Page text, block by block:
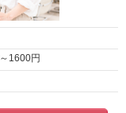
～ 1600円